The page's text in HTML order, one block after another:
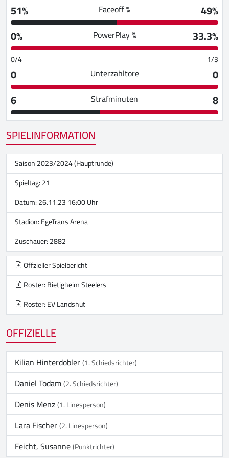
51%
Faceoff %
49%
0%
PowerPlay % 33.3%
0/4 1/3
0 Unterzahltore
0
6
Strafminuten
8
SPIELINFORMATION
Saison 2023/2024 (Hauptrunde)
Spieltag: 21
Datum: 26.11.23 16:00 Uhr
Stadion:EgeTrans Arena
Zuschauer: 2882
Offzieller Spielbericht
Roster: Bietigheim Steelers
Roster: EV Landshut
OFFIZIELLE
Kilian Hinterdobler(1. Schiedsrichter)
Daniel Todam(2. Schiedsrichter)
Denis Menz(1. Linesperson)
Lara Fischer(2. Linesperson)
Feicht, Susanne(Punktrichter)